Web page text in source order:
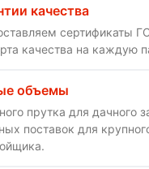
качества
сертификаты
качества на каждую
объемы
прутка для дачного
поставок для